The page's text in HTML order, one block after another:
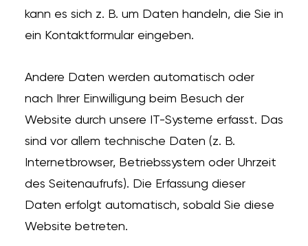
kann es sich z. B. um Daten handeln, die Sie in
ein Kontaktformular eingeben.
Andere Daten werden automatisch oder
nach Ihrer Einwilligung beim Besuch der
Website durch unsere IT-Systeme erfasst. Das
sind vor allem technische Daten (z. B.
Internetbrowser, Betriebssystem oder Uhrzeit
des Seitenaufrufs). Die Erfassung dieser
Daten erfolgt automatisch, sobald Sie diese
Website betreten.